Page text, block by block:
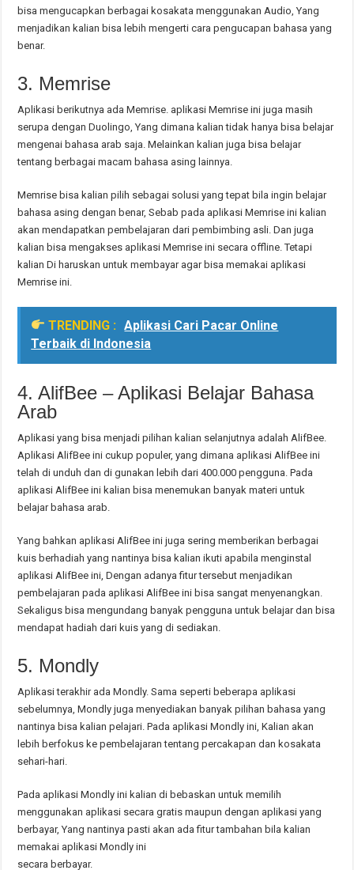
bisa mengucapkan berbagai kosakata menggunakan Audio, Yang
menjadikan kalian bisa lebih mengerti cara pengucapan bahasa yang
benar.
3. Memrise
Aplikasi berikutnya ada Memrise. aplikasi Memrise ini juga masih
serupa dengan Duolingo, Yang dimana kalian tidak hanya bisa belajar
mengenai bahasa arab saja. Melainkan kalian juga bisa belajar
tentang berbagai macam bahasa asing lainnya.
Memrise bisa kalian pilih sebagai solusi yang tepat bila ingin belajar
bahasa asing dengan benar, Sebab pada aplikasi Memrise ini kalian
akan mendapatkan pembelajaran dari pembimbing asli. Dan juga
kalian bisa mengakses aplikasi Memrise ini secara offline. Tetapi
kalian Di haruskan untuk membayar agar bisa memakai aplikasi
Memrise ini.
TRENDING :
Aplikasi Cari Pacar Online
Terbaik di Indonesia
4. AlifBee – Aplikasi Belajar Bahasa
Arab
Aplikasi yang bisa menjadi pilihan kalian selanjutnya adalah AlifBee.
Aplikasi AlifBee ini cukup populer, yang dimana aplikasi AlifBee ini
telah di unduh dan di gunakan lebih dari 400.000 pengguna. Pada
aplikasi AlifBee ini kalian bisa menemukan banyak materi untuk
belajar bahasa arab.
Yang bahkan aplikasi AlifBee ini juga sering memberikan berbagai
kuis berhadiah yang nantinya bisa kalian ikuti apabila menginstal
aplikasi AlifBee ini, Dengan adanya fitur tersebut menjadikan
pembelajaran pada aplikasi AlifBee ini bisa sangat menyenangkan.
Sekaligus bisa mengundang banyak pengguna untuk belajar dan bisa
mendapat hadiah dari kuis yang di sediakan.
5. Mondly
Aplikasi terakhir ada Mondly. Sama seperti beberapa aplikasi
sebelumnya, Mondly juga menyediakan banyak pilihan bahasa yang
nantinya bisa kalian pelajari. Pada aplikasi Mondly ini, Kalian akan
lebih berfokus ke pembelajaran tentang percakapan dan kosakata
sehari-hari.
Pada aplikasi Mondly ini kalian di bebaskan untuk memilih
menggunakan aplikasi secara gratis maupun dengan aplikasi yang
berbayar, Yang nantinya pasti akan ada fitur tambahan bila kalian
memakai aplikasi Mondly ini
secara berbayar.